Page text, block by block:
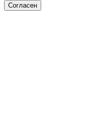
Согласен